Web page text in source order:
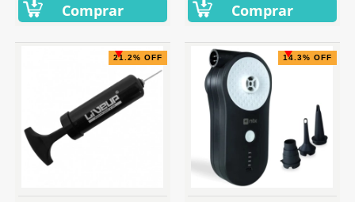
Comprar Comprar
21.2% OFF 14.3% OFF